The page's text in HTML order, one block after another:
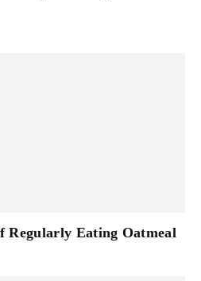
Regularly Eating Oatmeal